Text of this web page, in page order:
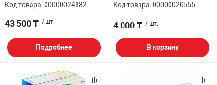
Код товара: 00000024882
43 500 ₸ / шт.
Подробнее
Код товара: 00000020555
4 000 ₸ / шт.
В корзину